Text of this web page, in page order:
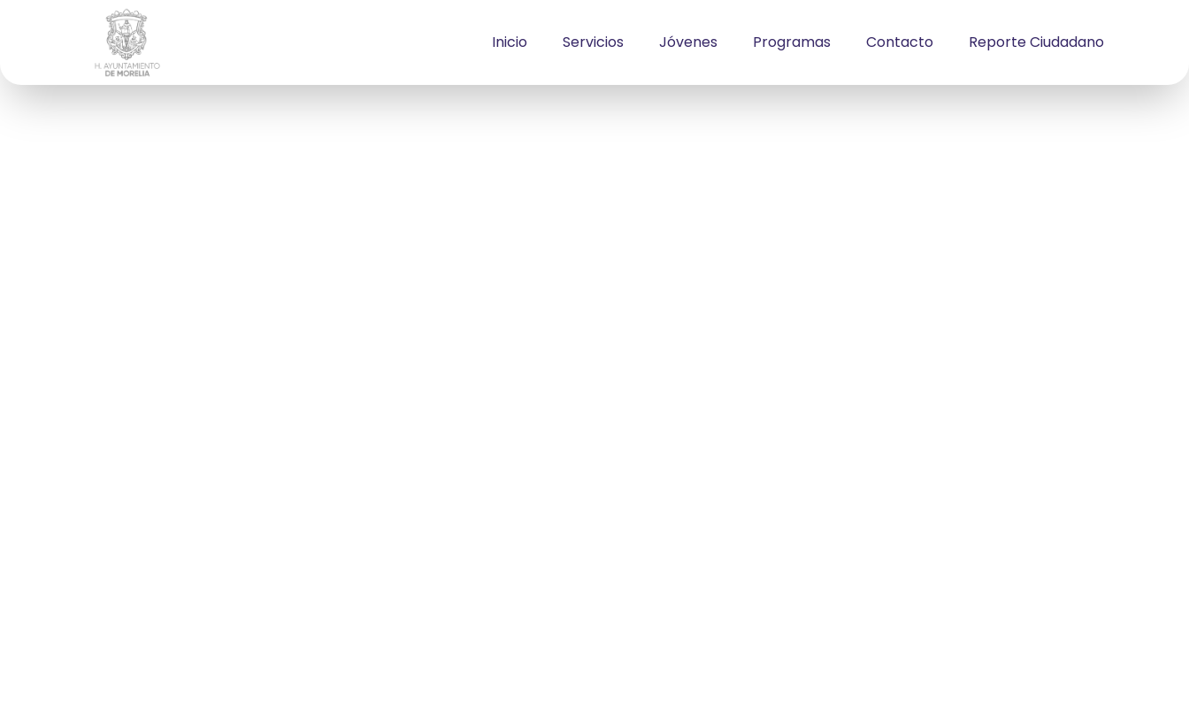
Inicio Servicios Jóvenes Programas Contacto Reporte Ciudadano